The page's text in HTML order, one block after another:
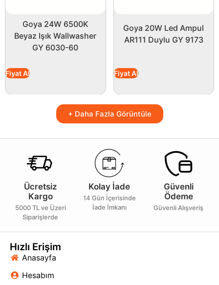
Goya 24W 6500K
Beyaz Işık Wallwasher
GY 6030-60
Fiyat Al
Goya 20W Led Ampul
AR111 Duylu GY 9173
Fiyat Al
+ Daha Fazla Görüntüle
Ücretsiz
Kargo
5000 TL ve Üzeri
Siparişlerde
Kolay İade
14 Gün İçerisinde
İade İmkanı
Güvenli
Ödeme
Güvenli Alışveriş
Hızlı Erişim
Anasayfa
Hesabım